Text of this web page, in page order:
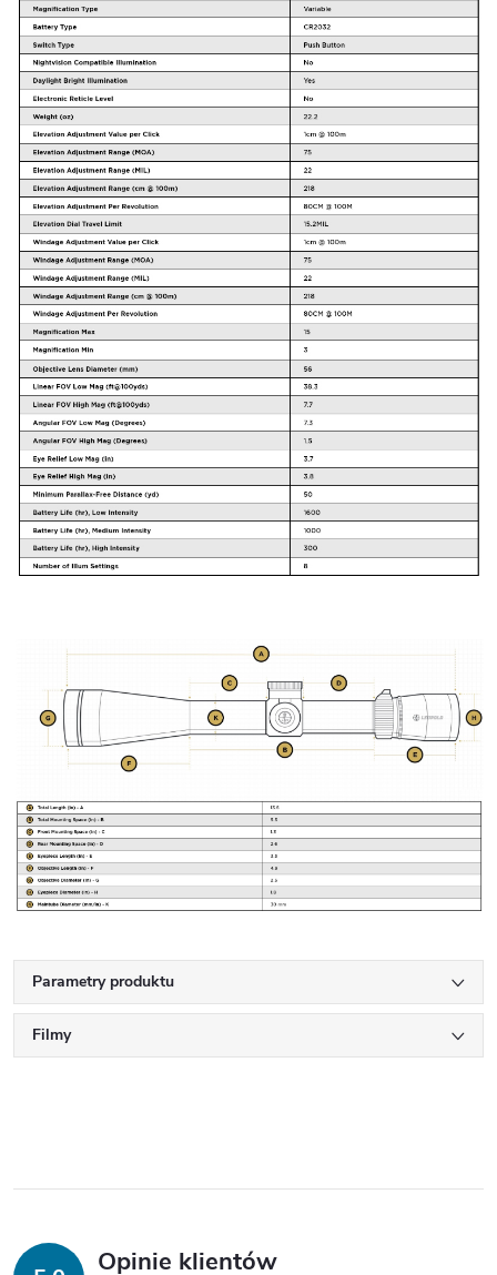
Parametry produktu
Filmy
Opinie klientów